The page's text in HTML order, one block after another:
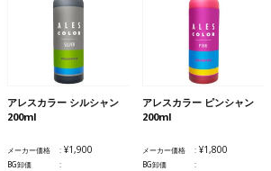
アレスカラー シルシャン
200ml
メーカー価格 ¥1,900
BG卸価
アレスカラー ピンシャン
200ml
メーカー価格 ¥1,800
BG卸価